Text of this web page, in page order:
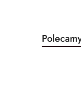
Pomiń karuzelę
Produkty
o